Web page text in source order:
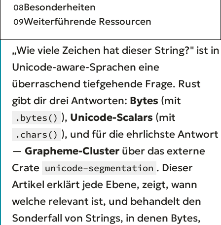
Besonderheiten
Weiterführende Ressourcen
„Wie viele Zeichen hat dieser String?" ist in
Unicode-aware-Sprachen eine
überraschend tiefgehende Frage. Rust
gibt dir drei Antworten: Bytes (mit
.bytes() ), Unicode-Scalars (mit
.chars() ), und für die ehrlichste Antwort
— Grapheme-Cluster über das externe
Crate unicode-segmentation . Dieser
Artikel erklärt jede Ebene, zeigt, wann
welche relevant ist, und behandelt den
Sonderfall von Strings, in denen Bytes,